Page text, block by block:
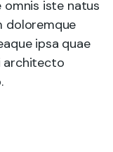
omnis iste natus
doloremque
ipsa quae
architecto